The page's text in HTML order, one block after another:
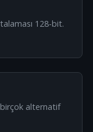
128-bit.
birçok alternatif